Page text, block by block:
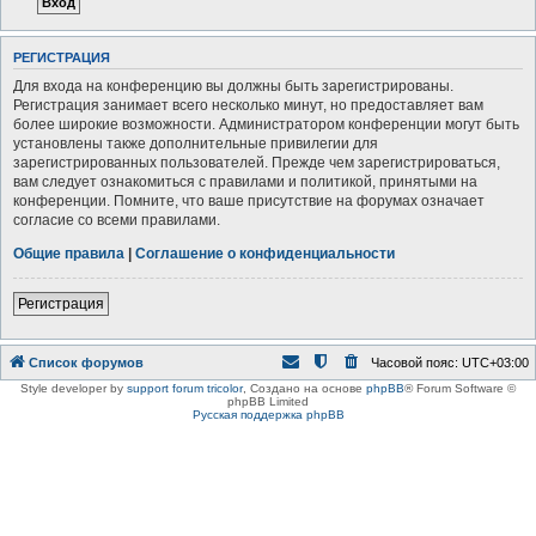
РЕГИСТРАЦИЯ
Для входа на конференцию вы должны быть зарегистрированы.
Регистрация занимает всего несколько минут, но предоставляет вам
более широкие возможности. Администратором конференции могут быть
установлены также дополнительные привилегии для
зарегистрированных пользователей. Прежде чем зарегистрироваться,
вам следует ознакомиться с правилами и политикой, принятыми на
конференции. Помните, что ваше присутствие на форумах означает
согласие со всеми правилами.
Общие правила | Соглашение о конфиденциальности
Регистрация
Список форумов Часовой пояс: UTC+03:00
Style developer by support forum tricolor, Создано на основе phpBB® Forum Software ©
phpBB Limited
Русская поддержка phpBB